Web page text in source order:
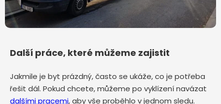
Další práce, které můžeme zajistit
Jakmile je byt prázdný, často se ukáže, co je potřeba
řešit dál. Pokud chcete, můžeme po vyklízení navázat
dalšími pracemi, aby vše proběhlo v jednom sledu.